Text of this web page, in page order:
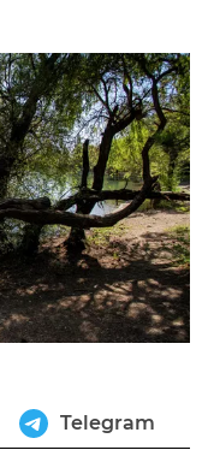
Telegram